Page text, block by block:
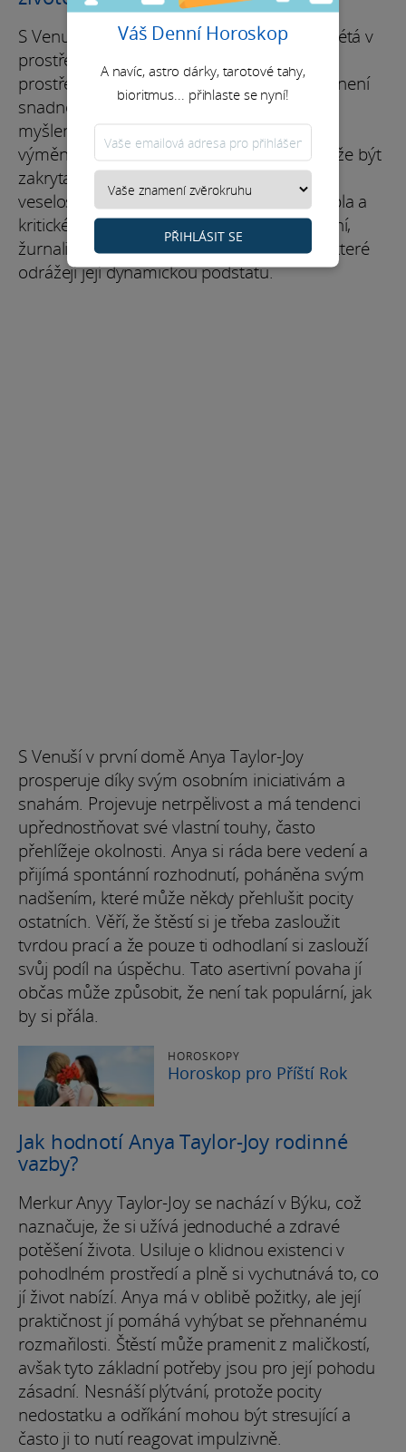
S Venuší ve Blížencích Anya Taylor-Joy vzkvétá v
prostředích, která stimulují její intelekt
prostřednictvím sociálních interakcí. I když není
snadno ovlivnitelná, zůstává otevřená
myšlenkám ostatních a ráda přetváří svět
výměnou názorů. Její skutečná povaha může být
zakryta nadbytkem pozitivity nebo fasádou
veselosti. Anya se pohybuje v paradoxu tepla a
kritického myšlení, nacházejíc radost v učení,
žurnalistice a unikátních životních stylech, které
odrážejí její dynamickou podstatu.
S Venuší v první domě Anya Taylor-Joy
prosperuje díky svým osobním iniciativám a
snahám. Projevuje netrpělivost a má tendenci
upřednostňovat své vlastní touhy, často
přehlížeje okolnosti. Anya si ráda bere vedení a
přijímá spontánní rozhodnutí, poháněna svým
nadšením, které může někdy přehlušit pocity
ostatních. Věří, že štěstí si je třeba zasloužit
tvrdou prací a že pouze ti odhodlaní si zaslouží
svůj podíl na úspěchu. Tato asertivní povaha jí
občas může způsobit, že není tak populární, jak
by si přála.
HOROSKOPY
Horoskop pro Příští Rok
Jak hodnotí Anya Taylor-Joy rodinné
vazby?
Merkur Anyy Taylor-Joy se nachází v Býku, což
naznačuje, že si užívá jednoduché a zdravé
potěšení života. Usiluje o klidnou existenci v
pohodlném prostředí a plně si vychutnává to, co
jí život nabízí. Anya má v oblibě požitky, ale její
praktičnost jí pomáhá vyhýbat se přehnanému
rozmařilosti. Štěstí může pramenit z maličkostí,
avšak tyto základní potřeby jsou pro její pohodu
zásadní. Nesnáší plýtvání, protože pocity
nedostatku a odříkání mohou být stresující a
často ji to nutí reagovat impulzivně.
Váš Denní Horoskop
A navíc, astro dárky, tarotové tahy,
bioritmus... přihlaste se nyní!
PŘIHLÁSIT SE